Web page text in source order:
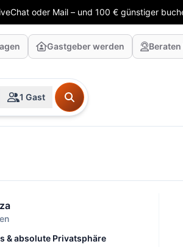
oder Mail – und 100 € günstiger
Gastgeber werden
1 Gast
& absolute Privatsphäre